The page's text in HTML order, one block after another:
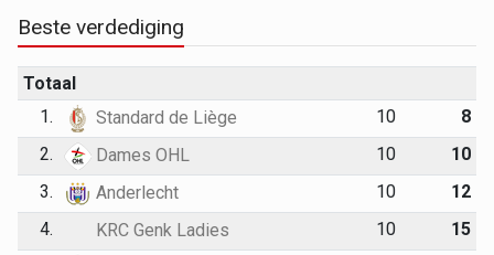
Beste verdediging
Totaal
1.
Standard de Liège 10
8
2.
Dames OHL 10
10
3.
Anderlecht 10
12
4.
KRC Genk Ladies 10
15